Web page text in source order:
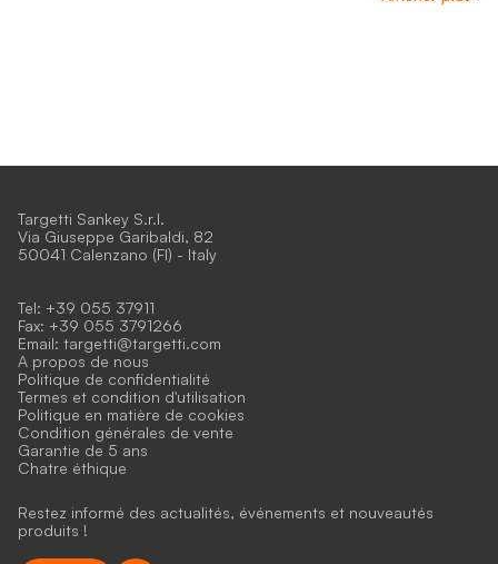
Targetti Sankey S.r.l.
Via Giuseppe Garibaldi, 82
50041 Calenzano (FI) - Italy
Tel: +39 055 37911
Fax: +39 055 3791266
Email: targetti@targetti.com
A propos de nous
Politique de confidentialité
Termes et condition d'utilisation
Politique en matière de cookies
Condition générales de vente
Garantie de 5 ans
Chatre éthique
Restez informé des actualités, événements et nouveautés
produits !